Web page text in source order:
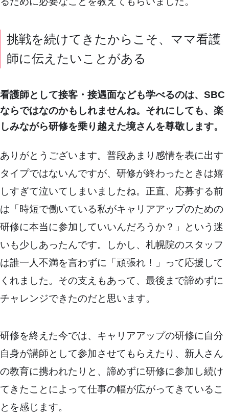
挑戦を続けてきたからこそ、ママ看護
師に伝えたいことがある
看護師として接客・接遇面なども学べるのは、SBC
ならではなのかもしれませんね。それにしても、楽
しみながら研修を乗り越えた境さんを尊敬します。
ありがとうございます。普段あまり感情を表に出す
タイプではないんですが、研修が終わったときは嬉
しすぎて泣いてしまいましたね。正直、応募する前
は「時短で働いている私がキャリアアップのための
研修に本当に参加していいんだろうか？」という迷
いも少しあったんです。しかし、札幌院のスタッフ
は誰一人不満を言わずに「頑張れ！」って応援して
くれました。その支えもあって、最後まで諦めずに
チャレンジできたのだと思います。
研修を終えた今では、キャリアアップの研修に自分
自身が講師として参加させてもらえたり、新人さん
の教育に携われたりと、諦めずに研修に参加し続け
てきたことによって仕事の幅が広がってきているこ
とを感じます。